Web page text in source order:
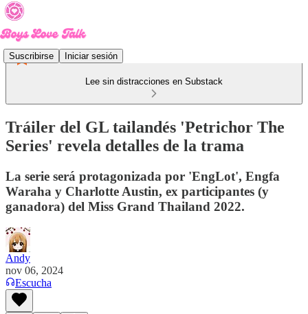
Suscribirse Iniciar sesión
Lee sin distracciones en Substack
Tráiler del GL tailandés 'Petrichor The
Series' revela detalles de la trama
La serie será protagonizada por 'EngLot', Engfa
Waraha y Charlotte Austin, ex participantes (y
ganadora) del Miss Grand Thailand 2022.
Andy
nov 06, 2024
Escucha